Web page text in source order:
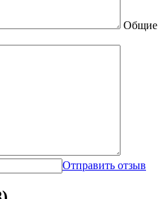
Общие
Отправить отзыв